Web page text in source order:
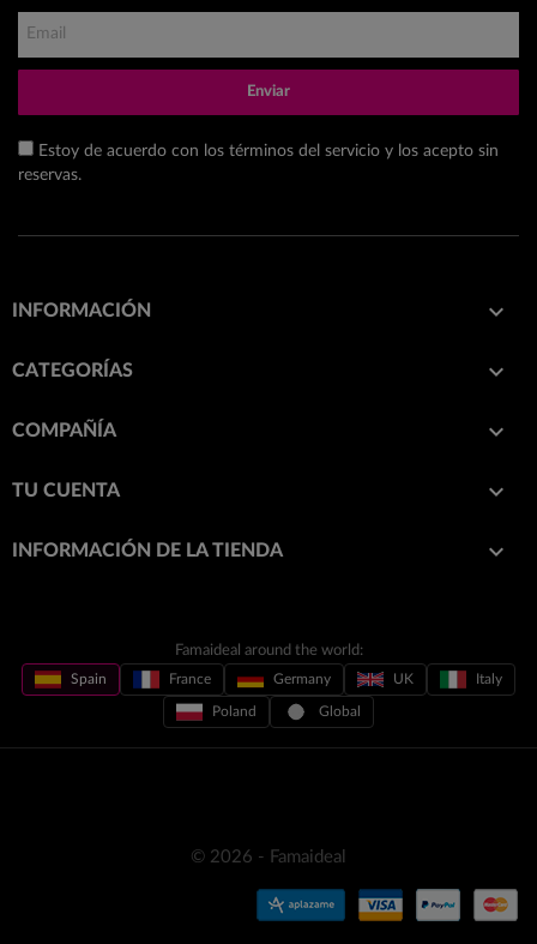
Enviar
Estoy de acuerdo con los términos del servicio y los acepto sin
reservas.
INFORMACIÓN 
CATEGORÍAS 
COMPAÑÍA 
TU CUENTA 
INFORMACIÓN DE LA TIENDA keyboard_arrow_down
Famaideal around the world:
Spain France Germany UK Italy
Poland Global
© 2026 - Famaideal